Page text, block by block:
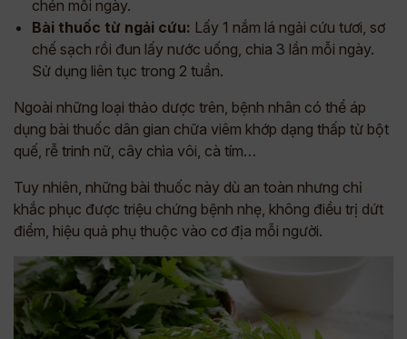
chén mỗi ngày.
Bài thuốc từ ngải cứu: Lấy 1 nắm lá ngải cứu tươi, sơ
chế sạch rồi đun lấy nước uống, chia 3 lần mỗi ngày.
Sử dụng liên tục trong 2 tuần.
Ngoài những loại thảo dược trên, bệnh nhân có thể áp
dụng bài thuốc dân gian chữa viêm khớp dạng thấp từ bột
quế, rễ trinh nữ, cây chìa vôi, cà tím…
Tuy nhiên, những bài thuốc này dù an toàn nhưng chỉ
khắc phục được triệu chứng bệnh nhẹ, không điều trị dứt
điểm, hiệu quả phụ thuộc vào cơ địa mỗi người.